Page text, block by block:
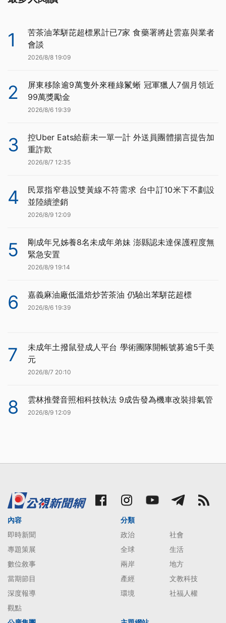
1
苦茶油苯駢芘超標累計已7家 食藥署將赴雲嘉與業者
會談
2026/8/8 19:09
2
屏東移除逾9萬隻外來種綠鬣蜥 冠軍獵人7個月領近
99萬獎勵金
2026/8/6 19:39
3
控Uber Eats給薪未一單一計 外送員團體揚言提告加
重詐欺
2026/8/7 12:35
4
民眾指窄巷設雙黃線不符需求 台中訂10米下不劃設
並陸續塗銷
2026/8/9 12:09
5
剛成年兄姊養8名未成年弟妹 澎縣認未達保護程度無
緊急安置
2026/8/9 19:14
6 嘉義麻油廠低溫焙炒苦茶油 仍驗出苯駢芘超標
2026/8/6 19:39
7
未成年土撥鼠登成人平台 學術團隊開帳號募逾5千美
元
2026/8/7 20:10
8 雲林推聲音照相科技執法 9成告發為機車改裝排氣管
2026/8/9 12:09
內容
即時新聞
專題策展
數位敘事
當期節目
深度報導
觀點
分類
政治
社會
全球
生活
兩岸
地方
產經
文教科技
環境
社福人權